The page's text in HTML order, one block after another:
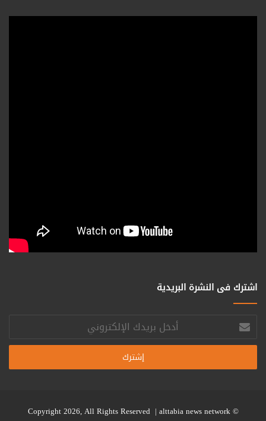
اشترك فى النشرة البريدية
أدخل
بريدك
الإلكتروني
© Copyright 2026, All Rights Reserved |
alttabia news network